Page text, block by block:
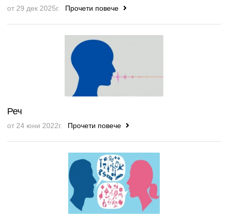
от 29 дек 2025г. Прочети повече
Реч
от 24 юни 2022г. Прочети повече